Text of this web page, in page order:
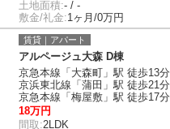
土地面積:- / -
敷金/礼金:1ヶ月/0万円
賃貸｜アパート
アルページュ大森 D棟
京急本線「大森町」駅 徒歩13分
京浜東北線「蒲田」駅 徒歩21分
京急本線「梅屋敷」駅 徒歩17分
18万円
間取:2LDK